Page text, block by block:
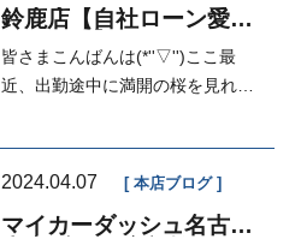
鈴鹿店【自社ローン愛
シュ定額払い
皆さまこんばんは(*''▽'')ここ最
近、出勤途中に満開の桜を見れる
2024.04.07 本店ブログ
マイカーダッシュ名古屋